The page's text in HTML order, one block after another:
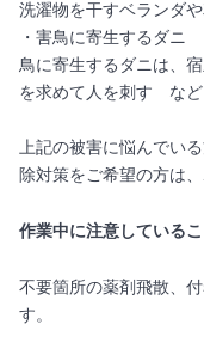
洗濯物を干すベランダ
・害鳥に寄生するダニ
鳥に寄生するダニは、
を求めて人を刺す など
上記の被害に悩んでい
除対策をご希望の方は
作業中に注意しているこ
不要箇所の薬剤飛散、
す。